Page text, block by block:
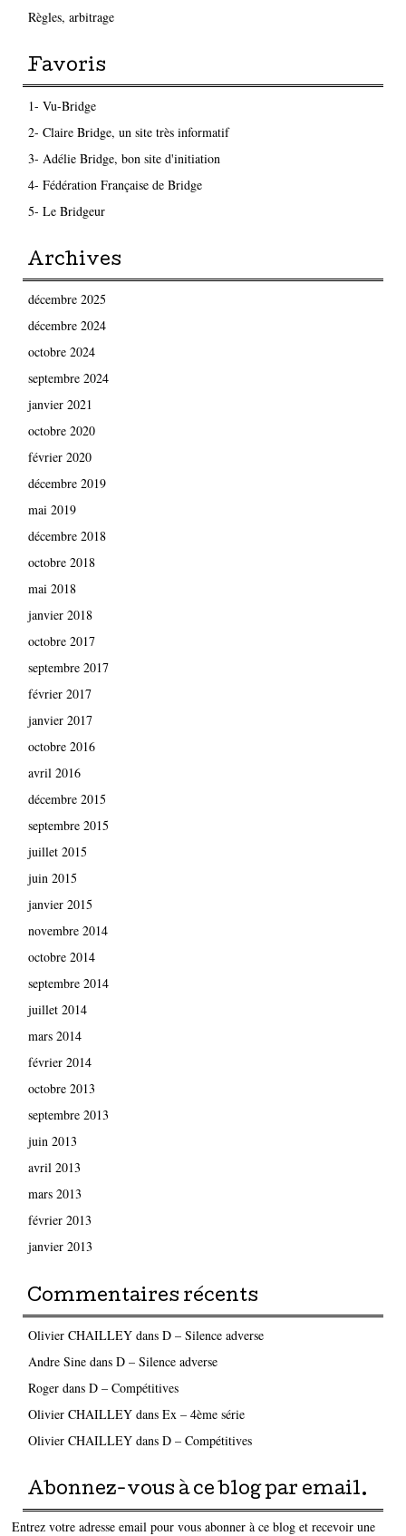
Règles, arbitrage
Favoris
1- Vu-Bridge
2- Claire Bridge, un site très informatif
3- Adélie Bridge, bon site d'initiation
4- Fédération Française de Bridge
5- Le Bridgeur
Archives
décembre 2025
décembre 2024
octobre 2024
septembre 2024
janvier 2021
octobre 2020
février 2020
décembre 2019
mai 2019
décembre 2018
octobre 2018
mai 2018
janvier 2018
octobre 2017
septembre 2017
février 2017
janvier 2017
octobre 2016
avril 2016
décembre 2015
septembre 2015
juillet 2015
juin 2015
janvier 2015
novembre 2014
octobre 2014
septembre 2014
juillet 2014
mars 2014
février 2014
octobre 2013
septembre 2013
juin 2013
avril 2013
mars 2013
février 2013
janvier 2013
Commentaires récents
Olivier CHAILLEYdans D – Silence adverse
Andre Sinedans D – Silence adverse
Rogerdans D – Compétitives
Olivier CHAILLEYdans Ex – 4ème série
Olivier CHAILLEYdans D – Compétitives
Abonnez-vous à ce blog par email.
Entrez votre adresse email pour vous abonner à ce blog et recevoir une